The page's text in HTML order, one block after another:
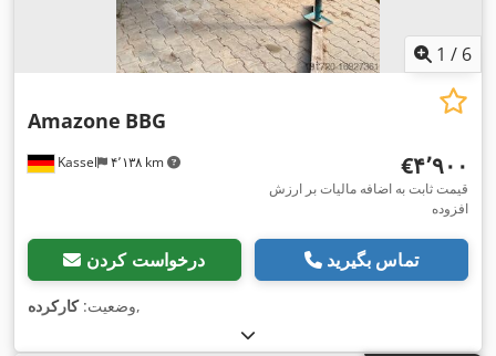
1 / 6
Kassel ۴٬۱۳۸ km
Amazone BBG
‎€۴٬۹۰۰
قیمت ثابت به اضافه مالیات بر ارزش
افزوده
درخواست کردن تماس بگیرید
وضعیت:کارکرده ,